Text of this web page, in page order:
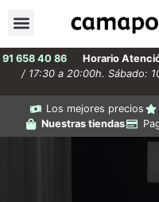
91 658 40 86 Horario
/ 17:30 a 20:00h. Sábado:
Los mejores precios
Nuestras tiendas